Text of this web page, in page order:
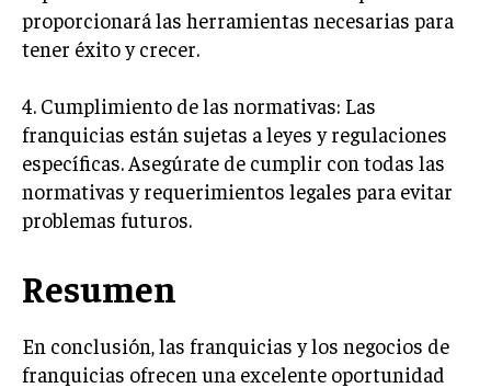
ÉTICA EMPRESARIAL Y RESPONSABILIDAD
SOCIAL
Acerca de Últimas entradas
del mundo empresarial. Vivo para analizar y
del trabajo, soy un amante de la literatura clásica,
buscando en cada página la estrategia de sus personajes.
proporcionará las herramientas necesarias para
tener éxito y crecer.
4. Cumplimiento de las normativas: Las
franquicias están sujetas a leyes y regulaciones
específicas. Asegúrate de cumplir con todas las
normativas y requerimientos legales para evitar
problemas futuros.
Resumen
En conclusión, las franquicias y los negocios de
franquicias ofrecen una excelente oportunidad